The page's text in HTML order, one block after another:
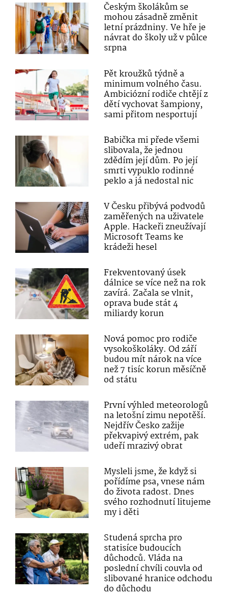
Českým školákům se
mohou zásadně změnit
letní prázdniny. Ve hře je
návrat do školy už v půlce
srpna
Pět kroužků týdně a
minimum volného času.
Ambiciózní rodiče chtějí z
dětí vychovat šampiony,
sami přitom nesportují
Babička mi přede všemi
slibovala, že jednou
zdědím její dům. Po její
smrti vypuklo rodinné
peklo a já nedostal nic
V Česku přibývá podvodů
zaměřených na uživatele
Apple. Hackeři zneužívají
Microsoft Teams ke
krádeži hesel
Frekventovaný úsek
dálnice se více než na rok
zavírá. Začala se vlnit,
oprava bude stát 4
miliardy korun
Nová pomoc pro rodiče
vysokoškoláky. Od září
budou mít nárok na více
než 7 tisíc korun měsíčně
od státu
První výhled meteorologů
na letošní zimu nepotěší.
Nejdřív Česko zažije
překvapivý extrém, pak
udeří mrazivý obrat
Mysleli jsme, že když si
pořídíme psa, vnese nám
do života radost. Dnes
svého rozhodnutí litujeme
my i děti
Studená sprcha pro
statisíce budoucích
důchodců. Vláda na
poslední chvíli couvla od
slibované hranice odchodu
do důchodu